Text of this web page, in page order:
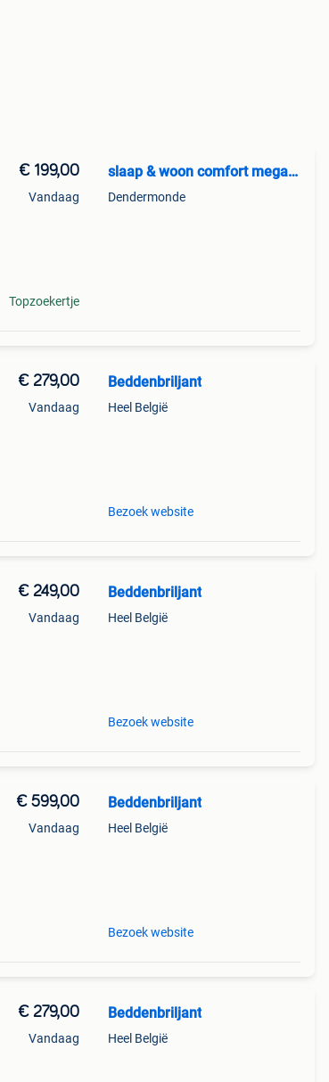
€ 199,00
Vandaag
Topzoekertje
slaap & woon comfort mega outl
Dendermonde
€ 279,00
Vandaag
Beddenbriljant
Heel België
Bezoek website
€ 249,00
Vandaag
Beddenbriljant
Heel België
Bezoek website
€ 599,00
Vandaag
Beddenbriljant
Heel België
Bezoek website
€ 279,00
Vandaag
Beddenbriljant
Heel België